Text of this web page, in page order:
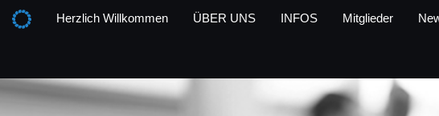
Herzlich Willkommen ÜBER UNS INFOS Mitglieder